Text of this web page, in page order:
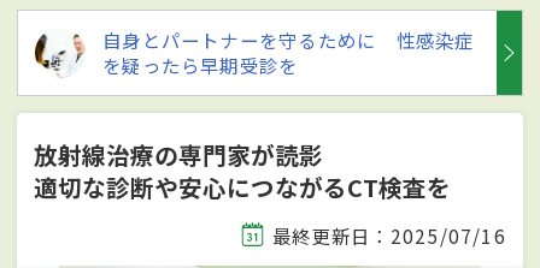
自身とパートナーを守るために 性感染症
を疑ったら早期受診を
放射線治療の専門家が読影
適切な診断や安心につながるCT検査を
最終更新日：2025/07/16